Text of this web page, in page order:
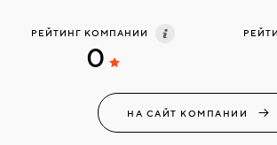
СВЯЗАТЬСЯ
РЕЙТИНГ КОМПАНИИ
0
НА САЙТ КОМПАНИИ